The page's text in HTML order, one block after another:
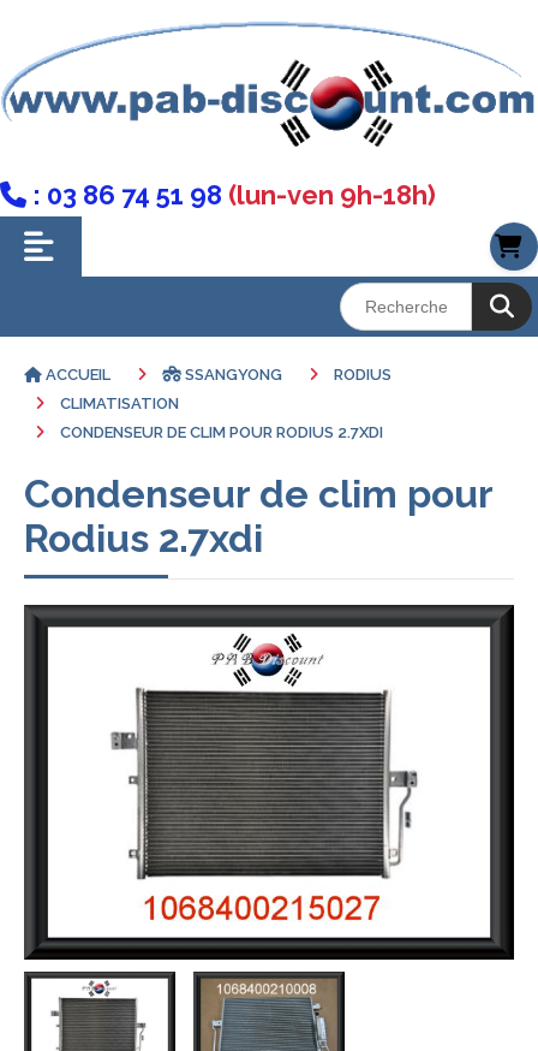
 : 03 86 74 51 98 (lun-ven 9h-18h)
ACCUEIL SSANGYONG
RODIUS
CLIMATISATION
CONDENSEUR DE CLIM POUR RODIUS 2.7XDI
Condenseur de clim pour
Rodius 2.7xdi